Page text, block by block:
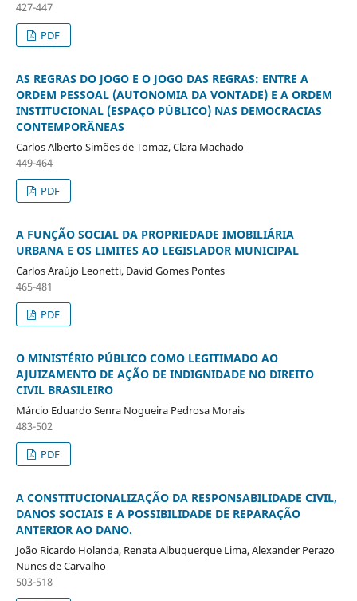
427-447
PDF
AS REGRAS DO JOGO E O JOGO DAS REGRAS: ENTRE A
ORDEM PESSOAL (AUTONOMIA DA VONTADE) E A ORDEM
INSTITUCIONAL (ESPAÇO PÚBLICO) NAS DEMOCRACIAS
CONTEMPORÂNEAS
Carlos Alberto Simões de Tomaz, Clara Machado
449-464
PDF
A FUNÇÃO SOCIAL DA PROPRIEDADE IMOBILIÁRIA
URBANA E OS LIMITES AO LEGISLADOR MUNICIPAL
Carlos Araújo Leonetti, David Gomes Pontes
465-481
PDF
O MINISTÉRIO PÚBLICO COMO LEGITIMADO AO
AJUIZAMENTO DE AÇÃO DE INDIGNIDADE NO DIREITO
CIVIL BRASILEIRO
Márcio Eduardo Senra Nogueira Pedrosa Morais
483-502
PDF
A CONSTITUCIONALIZAÇÃO DA RESPONSABILIDADE CIVIL,
DANOS SOCIAIS E A POSSIBILIDADE DE REPARAÇÃO
ANTERIOR AO DANO.
João Ricardo Holanda, Renata Albuquerque Lima, Alexander Perazo
Nunes de Carvalho
503-518